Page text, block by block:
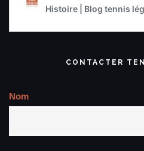
CONTACTER
Nom